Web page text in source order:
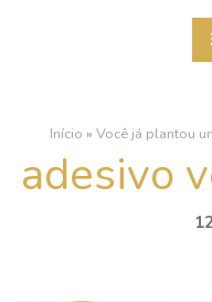
Início » Você já plantou
adesivo